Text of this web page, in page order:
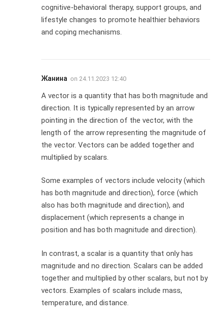
cognitive-behavioral therapy, support groups, and
lifestyle changes to promote healthier behaviors
and coping mechanisms.
Жанина on 24.11.2023 12:40
A vector is a quantity that has both magnitude and
direction. It is typically represented by an arrow
pointing in the direction of the vector, with the
length of the arrow representing the magnitude of
the vector. Vectors can be added together and
multiplied by scalars.
Some examples of vectors include velocity (which
has both magnitude and direction), force (which
also has both magnitude and direction), and
displacement (which represents a change in
position and has both magnitude and direction).
In contrast, a scalar is a quantity that only has
magnitude and no direction. Scalars can be added
together and multiplied by other scalars, but not by
vectors. Examples of scalars include mass,
temperature, and distance.